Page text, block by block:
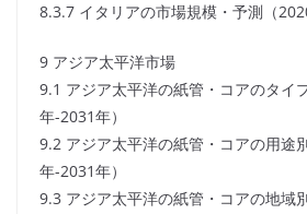
8.3.7 イタリアの市場規模・予測（
9 アジア太平洋市場
9.1 アジア太平洋の紙管・コアのタイ
年-2031年）
9.2 アジア太平洋の紙管・コアの用途
年-2031年）
9.3 アジア太平洋の紙管・コアの地域